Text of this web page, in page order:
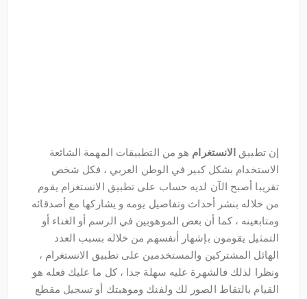
إن تطبيق الانستغرام هو من التطبيقات المهمة الشائعة
الاستخدام بشكل كبير في الوطن العربي ، فكل شخص
تقريبا أصبح الآن لديه حساب على تطبيق الانستغرام يقوم
من خلاله بنشر أحداث وتفاصيل يومه و يشاركها مع أصدقائه
ومتابعينه ، كما أن بعض الموهوبين في الرسم أو الغناء أو
التمثيل يقومون بإشهار أنفسهم من خلاله بسبب العدد
الهائل المشتركين والمستخدمين على تطبيق الانستغرام ،
ونظرا لذلك فالشهرة عليه سهلة جدا ، كل ما عليك فعله هو
القيام بالتقاط الصور لك ولفنك وموهبتك أو تسجيل مقطع